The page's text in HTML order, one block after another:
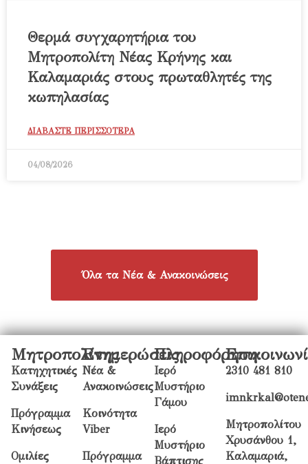
Θερμά συγχαρητήρια του
Μητροπολίτη Νέας Κρήνης και
Καλαμαριάς στους πρωταθλητές της
κωπηλασίας
ΔΙΑΒΑΣΤΕ ΠΕΡΙΣΣΟΤΕΡΑ
04/08/2026
Όλα τα Νέα & Ανακοινώσεις
Μητροπολίτης
Κατηχητικές
Συνάξεις
Πρόγραμμα
Κινήσεως
Ομιλίες
Ενημερώσεις
Νέα &
Ανακοινώσεις
Κοινότητα
Viber
Πρόγραμμα
Πληροφόρηση
Ιερό
Μυστήριο
Γάμου
Ιερό
Μυστήριο
Βάπτισης
2310 481 810
Μητροπολίτου
Χρυσάνθου 1,
Καλαμαριά,